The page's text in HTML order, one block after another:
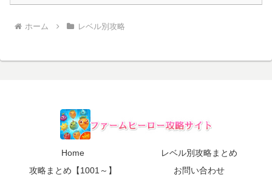
ホーム レベル別攻略
Home
レベル別攻略まとめ
攻略まとめ【1001～】
お問い合わせ